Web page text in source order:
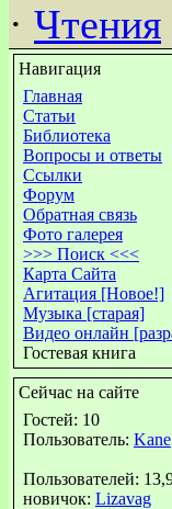
· Чтения
Навигация
Главная
Статьи
Библиотека
Вопросы и ответы
Ссылки
Форум
Обратная связь
Фото галерея
>>> Поиск <<<
Карта Сайта
Агитация [Новое!]
Музыка [старая]
Видео онлайн
Гостевая книга
Сейчас на сайте
Гостей: 10
Пользователь: Kane
Пользователей:
новичок: Lizavag